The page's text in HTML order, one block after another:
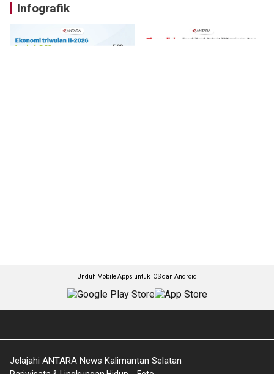
Infografik
Unduh Mobile Apps untuk iOS dan Android
Jelajahi ANTARA News Kalimantan Selatan